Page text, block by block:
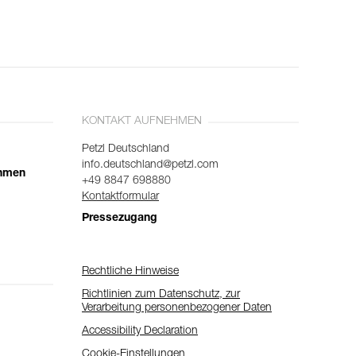
KONTAKT AUFNEHMEN
Petzl Deutschland
info.deutschland@petzl.com
+49 8847 698880
Kontaktformular
Pressezugang
Rechtliche Hinweise
Richtlinien zum Datenschutz, zur
Verarbeitung personenbezogener Daten
Accessibility Declaration